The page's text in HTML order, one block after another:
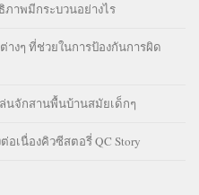
ภาพมีกระบวนอย่างไร
างๆ ที่ช่วยในการป้องกันการผิด
นจักสานพื้นบ้านสมัยเด็กๆ
เนื่องคิวซีสตอรี่ QC Story